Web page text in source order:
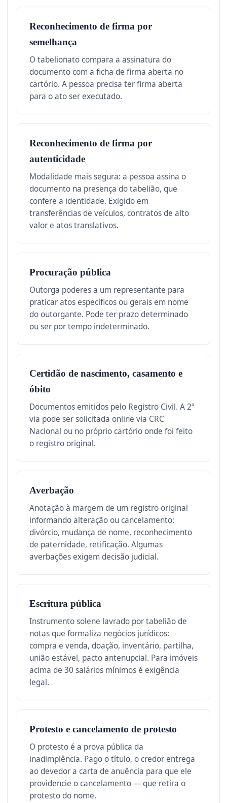
Reconhecimento de firma por
semelhança
O tabelionato compara a assinatura do
documento com a ficha de firma aberta no
cartório. A pessoa precisa ter firma aberta
para o ato ser executado.
Reconhecimento de firma por
autenticidade
Modalidade mais segura: a pessoa assina o
documento na presença do tabelião, que
confere a identidade. Exigido em
transferências de veículos, contratos de alto
valor e atos translativos.
Procuração pública
Outorga poderes a um representante para
praticar atos específicos ou gerais em nome
do outorgante. Pode ter prazo determinado
ou ser por tempo indeterminado.
Certidão de nascimento, casamento e
óbito
Documentos emitidos pelo Registro Civil. A 2ª
via pode ser solicitada online via CRC
Nacional ou no próprio cartório onde foi feito
o registro original.
Averbação
Anotação à margem de um registro original
informando alteração ou cancelamento:
divórcio, mudança de nome, reconhecimento
de paternidade, retificação. Algumas
averbações exigem decisão judicial.
Escritura pública
Instrumento solene lavrado por tabelião de
notas que formaliza negócios jurídicos:
compra e venda, doação, inventário, partilha,
união estável, pacto antenupcial. Para imóveis
acima de 30 salários mínimos é exigência
legal.
Protesto e cancelamento de protesto
O protesto é a prova pública da
inadimplência. Pago o título, o credor entrega
ao devedor a carta de anuência para que ele
providencie o cancelamento — que retira o
protesto do nome.